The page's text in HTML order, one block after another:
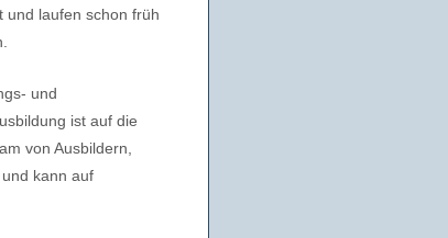
und laufen schon früh
und
ist auf die
von Ausbildern,
kann auf